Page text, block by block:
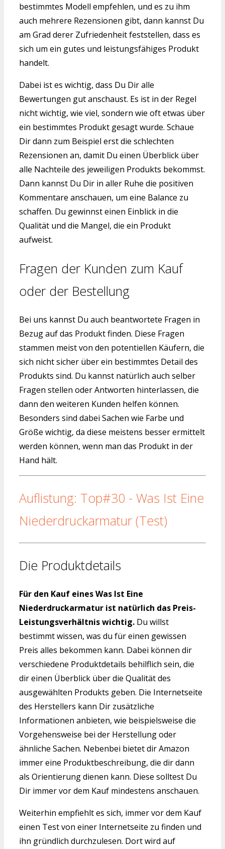
bestimmtes Modell empfehlen, und es zu ihm
auch mehrere Rezensionen gibt, dann kannst Du
am Grad derer Zufriedenheit feststellen, dass es
sich um ein gutes und leistungsfähiges Produkt
handelt.
Dabei ist es wichtig, dass Du Dir alle
Bewertungen gut anschaust. Es ist in der Regel
nicht wichtig, wie viel, sondern wie oft etwas über
ein bestimmtes Produkt gesagt wurde. Schaue
Dir dann zum Beispiel erst die schlechten
Rezensionen an, damit Du einen Überblick über
alle Nachteile des jeweiligen Produkts bekommst.
Dann kannst Du Dir in aller Ruhe die positiven
Kommentare anschauen, um eine Balance zu
schaffen. Du gewinnst einen Einblick in die
Qualität und die Mangel, die ein Produkt
aufweist.
Fragen der Kunden zum Kauf
oder der Bestellung
Bei uns kannst Du auch beantwortete Fragen in
Bezug auf das Produkt finden. Diese Fragen
stammen meist von den potentiellen Käufern, die
sich nicht sicher über ein bestimmtes Detail des
Produkts sind. Du kannst natürlich auch selber
Fragen stellen oder Antworten hinterlassen, die
dann den weiteren Kunden helfen können.
Besonders sind dabei Sachen wie Farbe und
Größe wichtig, da diese meistens besser ermittelt
werden können, wenn man das Produkt in der
Hand hält.
Auflistung: Top#30 - Was Ist Eine
Niederdruckarmatur (Test)
Die Produktdetails
Für den Kauf eines Was Ist Eine
Niederdruckarmatur ist natürlich das Preis-
Leistungsverhältnis wichtig. Du willst
bestimmt wissen, was du für einen gewissen
Preis alles bekommen kann. Dabei können dir
verschiedene Produktdetails behilflich sein, die
dir einen Überblick über die Qualität des
ausgewählten Produkts geben. Die Internetseite
des Herstellers kann Dir zusätzliche
Informationen anbieten, wie beispielsweise die
Vorgehensweise bei der Herstellung oder
ähnliche Sachen. Nebenbei bietet dir Amazon
immer eine Produktbeschreibung, die dir dann
als Orientierung dienen kann. Diese solltest Du
Dir immer vor dem Kauf mindestens anschauen.
Weiterhin empfiehlt es sich, immer vor dem Kauf
einen Test von einer Internetseite zu finden und
ihn gründlich durchzulesen. Dort wird auf